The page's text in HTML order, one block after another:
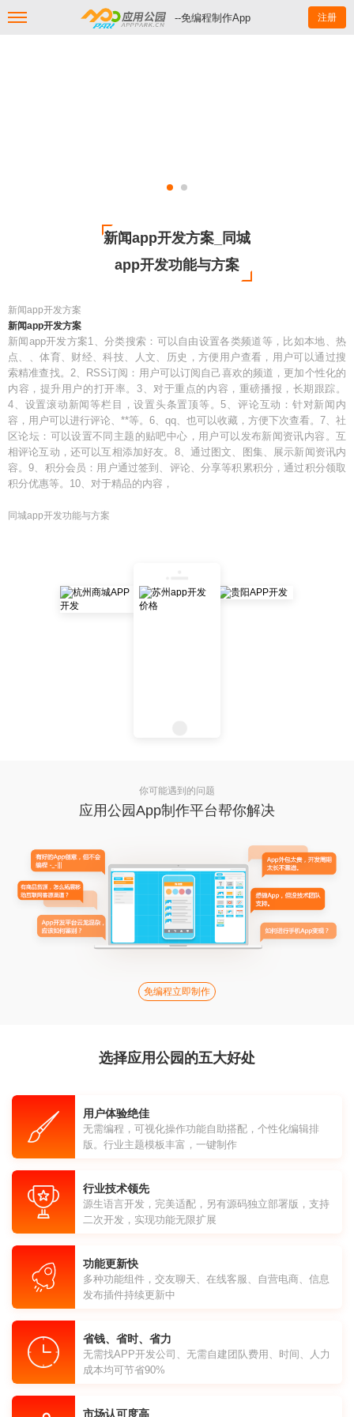
--免编程制作App 注册
新闻app开发方案_同城
app开发功能与方案
新闻app开发方案
新闻app开发方案
新闻app开发方案1、分类搜索：可以自由设置各类频道等，比如本地、热
点、、体育、财经、科技、人文、历史，方便用户查看，用户可以通过搜
索精准查找。2、RSS订阅：用户可以订阅自己喜欢的频道，更加个性化的
内容，提升用户的打开率。3、对于重点的内容，重磅播报，长期跟踪。
4、设置滚动新闻等栏目，设置头条置顶等。5、评论互动：针对新闻内
容，用户可以进行评论、**等。6、qq、也可以收藏，方便下次查看。7、社
区论坛：可以设置不同主题的贴吧中心，用户可以发布新闻资讯内容。互
相评论互动，还可以互相添加好友。8、通过图文、图集、展示新闻资讯内
容。9、积分会员：用户通过签到、评论、分享等积累积分，通过积分领取
积分优惠等。10、对于精品的内容，
同城app开发功能与方案
你可能遇到的问题
应用公园App制作平台帮你解决
免编程立即制作
选择应用公园的五大好处
用户体验绝佳
无需编程，可视化操作功能自助搭配，个性化编辑排
版。行业主题模板丰富，一键制作
行业技术领先
源生语言开发，完美适配，另有源码独立部署版，支持
二次开发，实现功能无限扩展
功能更新快
多种功能组件，交友聊天、在线客服、自营电商、信息
发布插件持续更新中
省钱、省时、省力
无需找APP开发公司、无需自建团队费用、时间、人力
成本均可节省90%
市场认可度高